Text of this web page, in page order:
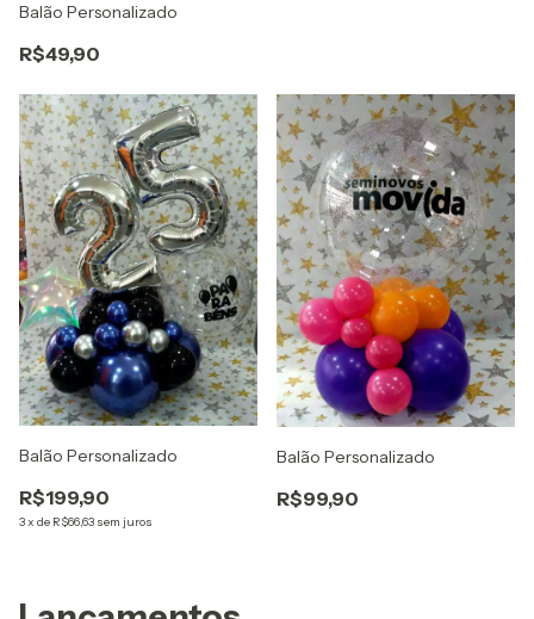
Balão Personalizado
R$49,90
Balão Personalizado
R$199,90
3x de R$66,63 sem juros
Balão Personalizado
R$99,90